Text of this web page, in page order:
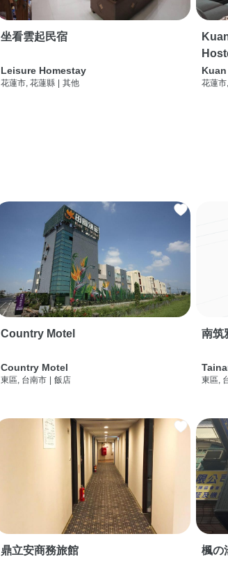
坐看雲起民宿
Leisure Homestay
花蓮市, 花蓮縣 其他 花蓮
Country Motel
Country Motel
東區, 台南市 飯店
南筑
東區,
鼎立安商務旅館 楓の